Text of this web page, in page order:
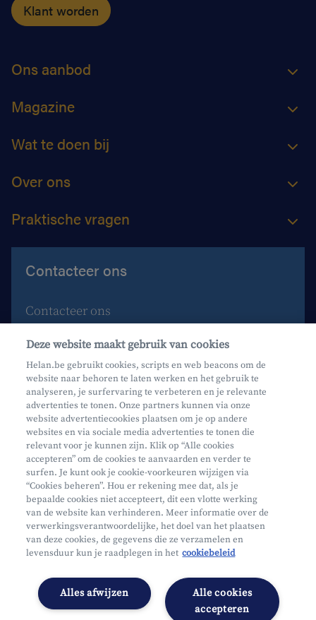
Klant worden
Ons aanbod
Magazine
Wat te doen bij
Over ons
Praktische vragen
Contacteer ons
Contacteer ons
Maak een afspraak
Waar vind je ons?
Phishing
Mifid
Privacy
Juridische info
Onderworpen aan de controle van CDZ
Toegankelijkheidsverklaring
Cookies beheren
Deze website maakt gebruik van cookies
Helan.be gebruikt cookies, scripts en web beacons om de
website naar behoren te laten werken en het gebruik te
analyseren, je surfervaring te verbeteren en je relevante
advertenties te tonen. Onze partners kunnen via onze
website advertentiecookies plaatsen om je op andere
websites en via sociale media advertenties te tonen die
relevant voor je kunnen zijn. Klik op “Alle cookies
accepteren” om de cookies te aanvaarden en verder te
surfen. Je kunt ook je cookie-voorkeuren wijzigen via
“Cookies beheren”. Hou er rekening mee dat, als je
bepaalde cookies niet accepteert, dit een vlotte werking
van de website kan verhinderen. Meer informatie over de
verwerkingsverantwoordelijke, het doel van het plaatsen
van deze cookies, de gegevens die ze verzamelen en
levensduur kun je raadplegen in het cookiebeleid
Alle cookies
accepteren
Alles afwijzen